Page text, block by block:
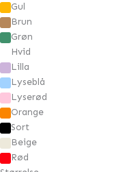
Bluser
Jakker & Blazere
Kjoler
Skjorter
Strik
Toppe
Sko
Gul
Brun
Grøn
Hvid
Lilla
Lyseblå
Lyserød
Orange
Sort
Beige
Rød